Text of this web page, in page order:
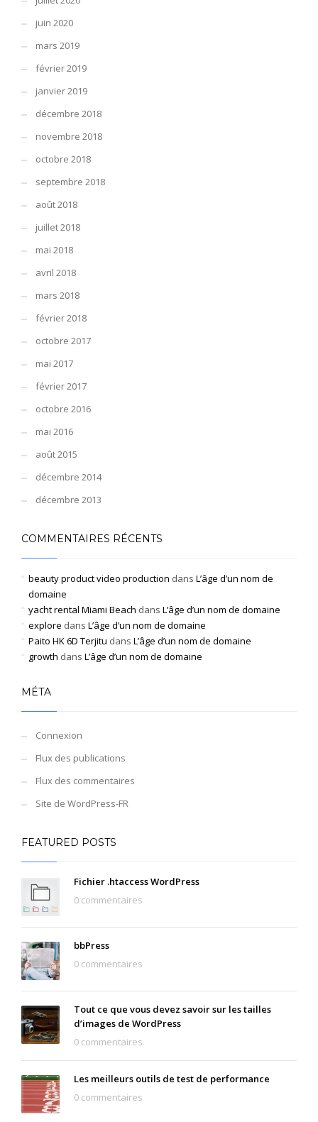
juin 2020
mars 2019
février 2019
janvier 2019
décembre 2018
novembre 2018
octobre 2018
septembre 2018
août 2018
juillet 2018
mai 2018
avril 2018
mars 2018
février 2018
octobre 2017
mai 2017
février 2017
octobre 2016
mai 2016
août 2015
décembre 2014
décembre 2013
COMMENTAIRES RÉCENTS
beauty product video production dans L’âge d’un nom de
domaine
yacht rental Miami Beach dans L’âge d’un nom de domaine
explore dans L’âge d’un nom de domaine
Paito HK 6D Terjitu dans L’âge d’un nom de domaine
growth dans L’âge d’un nom de domaine
MÉTA
Connexion
Flux des publications
Flux des commentaires
Site de WordPress-FR
FEATURED POSTS
Fichier .htaccess WordPress
0 commentaires
bbPress
0 commentaires
Tout ce que vous devez savoir sur les tailles
d’images de WordPress
0 commentaires
Les meilleurs outils de test de performance
0 commentaires